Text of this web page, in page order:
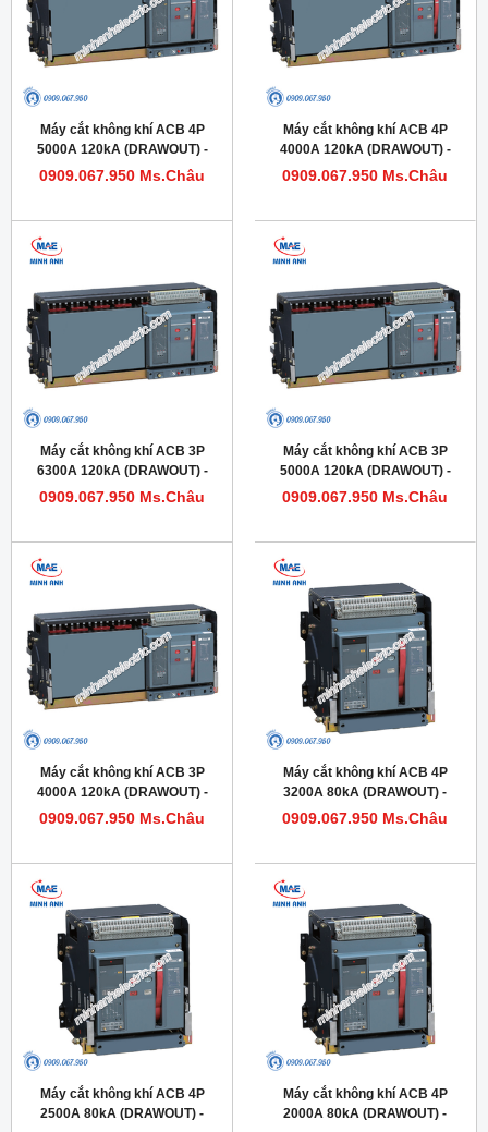
Máy cắt không khí ACB 4P
5000A 120kA (DRAWOUT) -
Model HDW663504DHVV56M
0909.067.950 Ms.Châu
Máy cắt không khí ACB 4P
4000A 120kA (DRAWOUT) -
Model HDW663404DHVV56M
0909.067.950 Ms.Châu
Máy cắt không khí ACB 3P
6300A 120kA (DRAWOUT) -
Model HDW663633DHVV56M
0909.067.950 Ms.Châu
Máy cắt không khí ACB 3P
5000A 120kA (DRAWOUT) -
Model HDW663503DHVV56M
0909.067.950 Ms.Châu
Máy cắt không khí ACB 3P
4000A 120kA (DRAWOUT) -
Model HDW663403DHVV56M
0909.067.950 Ms.Châu
Máy cắt không khí ACB 4P
3200A 80kA (DRAWOUT) -
Model HDW632324DHVV56M
0909.067.950 Ms.Châu
Máy cắt không khí ACB 4P
2500A 80kA (DRAWOUT) -
Máy cắt không khí ACB 4P
2000A 80kA (DRAWOUT) -